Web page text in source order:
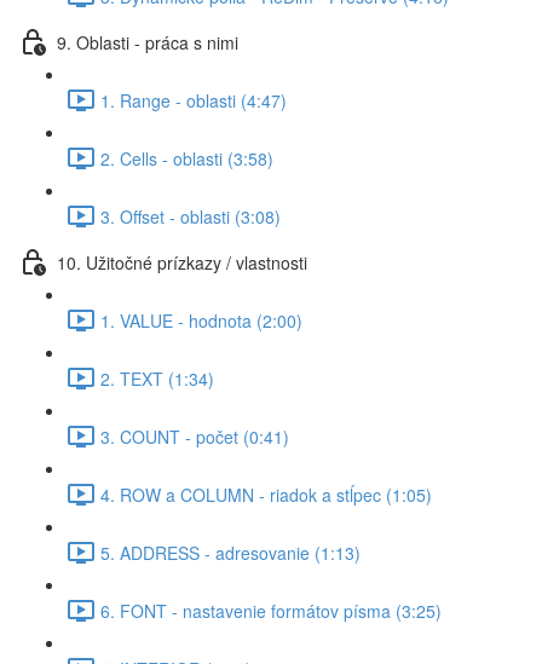
9. Oblasti - práca s nimi
1. Range - oblasti (4:47)
2. Cells - oblasti (3:58)
3. Offset - oblasti (3:08)
10. Užitočné prízkazy / vlastnosti
1. VALUE - hodnota (2:00)
2. TEXT (1:34)
3. COUNT - počet (0:41)
4. ROW a COLUMN - riadok a stĺpec (1:05)
5. ADDRESS - adresovanie (1:13)
6. FONT - nastavenie formátov písma (3:25)